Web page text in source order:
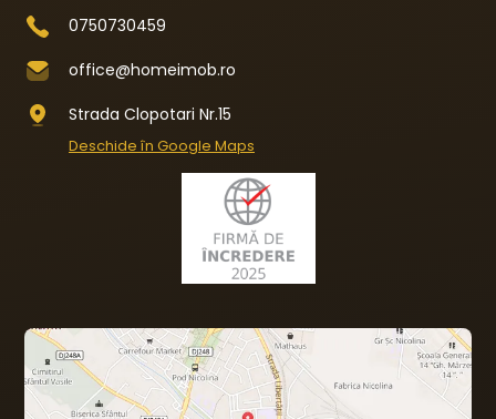
0750730459
office@homeimob.ro
Strada Clopotari Nr.15
Deschide în Google Maps